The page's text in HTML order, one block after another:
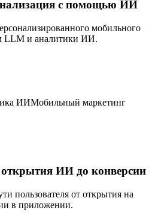
с помощью ИИ
мобильного
LLM и аналитики ИИ.
ИИМобильный маркетинг
ИИ до конверсии
пользователя от открытия на
в приложении.